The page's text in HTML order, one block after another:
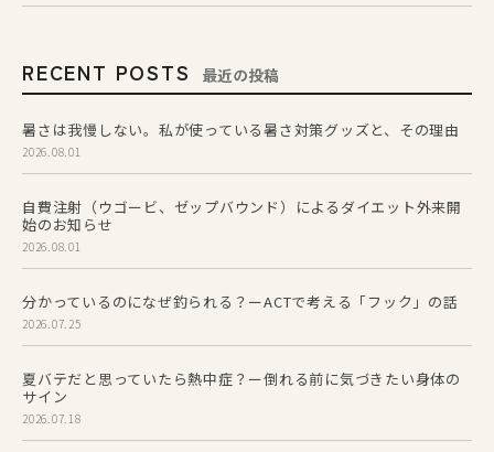
RECENT POSTS 最近の投稿
暑さは我慢しない。私が使っている暑さ対策グッズと、その理由
2026.08.01
自費注射（ウゴービ、ゼップバウンド）によるダイエット外来開
始のお知らせ
2026.08.01
分かっているのになぜ釣られる？ーACTで考える「フック」の話
2026.07.25
夏バテだと思っていたら熱中症？ー倒れる前に気づきたい身体の
サイン
2026.07.18